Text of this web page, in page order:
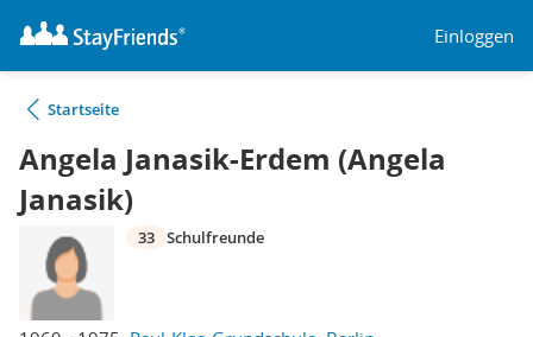
Einloggen
Startseite
Angela Janasik-Erdem (Angela
Janasik)
33 Schulfreunde